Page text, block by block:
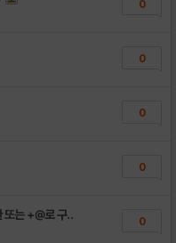
0
0
0
0
또는 +@로 구.. 0